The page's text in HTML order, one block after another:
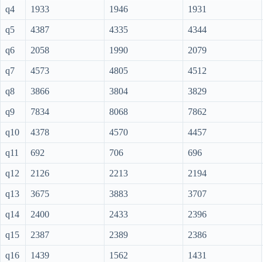
q4 1933 1946 1931
q5 4387 4335 4344
q6 2058 1990 2079
q7 4573 4805 4512
q8 3866 3804 3829
q9 7834 8068 7862
q10 4378 4570 4457
q11 692 706 696
q12 2126 2213 2194
q13 3675 3883 3707
q14 2400 2433 2396
q15 2387 2389 2386
q16 1439 1562 1431